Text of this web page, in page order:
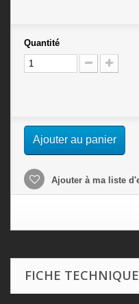
Quantité
Ajouter au panier
Ajouter à ma liste
FICHE TECHNIQUE